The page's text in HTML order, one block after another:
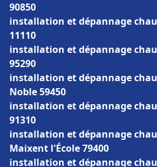
90850
installation et dépannage
11110
installation et dépannage
95290
installation et dépannage
Noble 59450
installation et dépannage
91310
installation et dépannage
Maixent l'École 79400
installation et dépannage